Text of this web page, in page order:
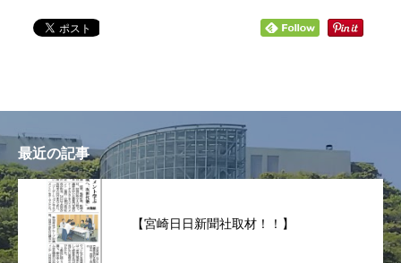
最近の記事
【宮崎日日新聞社取材！！】